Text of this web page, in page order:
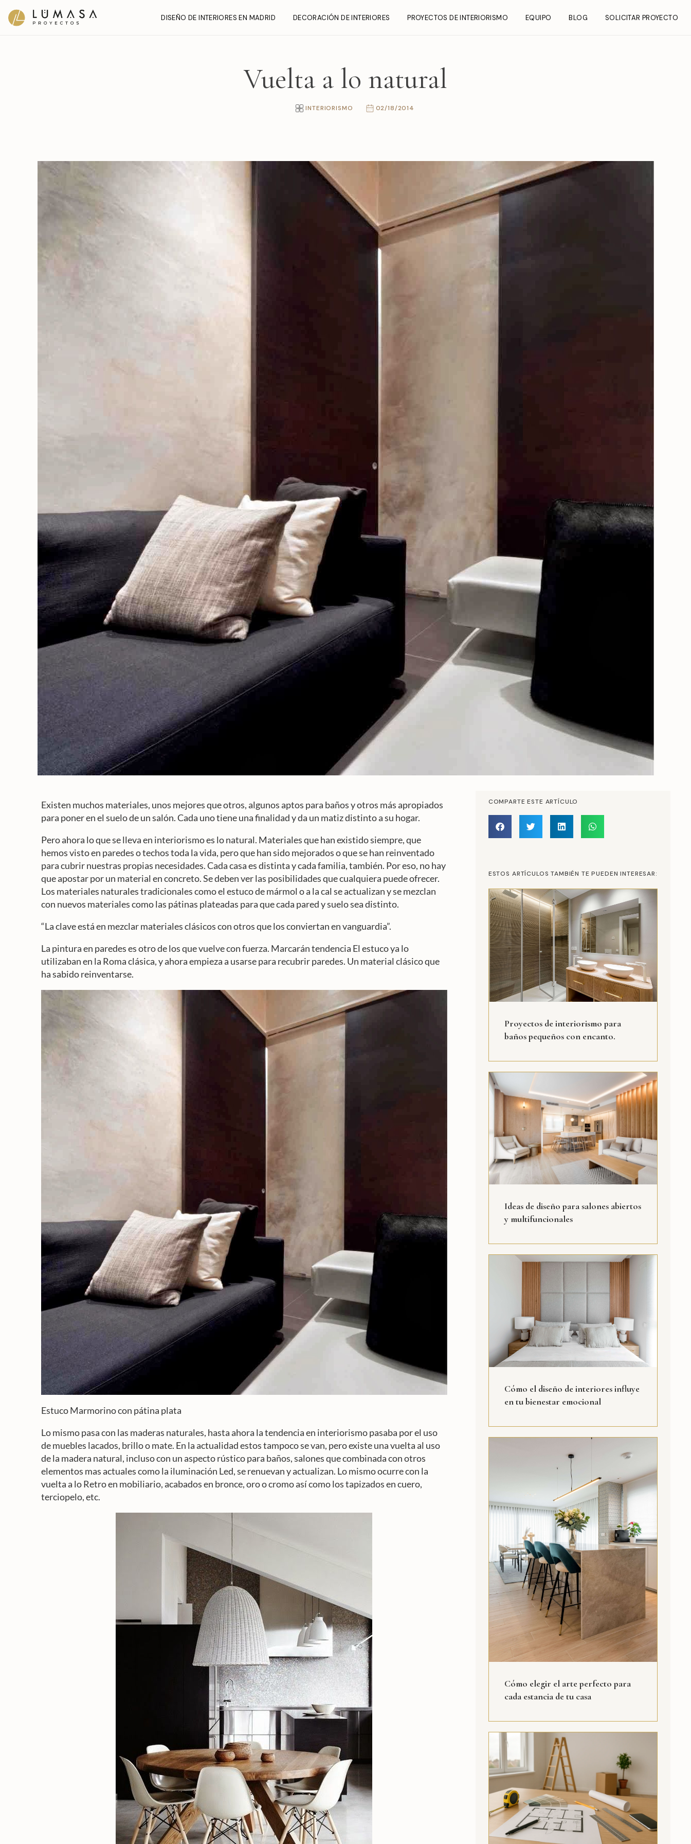
DISEÑO DE INTERIORES EN MADRID DECORACIÓN DE INTERIORES PROYECTOS DE INTERIORISMO EQUIPO BLOG SOLICITAR PROYECTO
Vuelta a lo natural
INTERIORISMO 02/18/2014
Existen muchos materiales, unos mejores que otros, algunos aptos para baños y otros más apropiados
para poner en el suelo de un salón. Cada uno tiene una finalidad y da un matiz distinto a su hogar.
Pero ahora lo que se lleva en interiorismo es lo natural. Materiales que han existido siempre, que
hemos visto en paredes o techos toda la vida, pero que han sido mejorados o que se han reinventado
para cubrir nuestras propias necesidades. Cada casa es distinta y cada familia, también. Por eso, no hay
que apostar por un material en concreto. Se deben ver las posibilidades que cualquiera puede ofrecer.
Los materiales naturales tradicionales como el estuco de mármol o a la cal se actualizan y se mezclan
con nuevos materiales como las pátinas plateadas para que cada pared y suelo sea distinto.
“La clave está en mezclar materiales clásicos con otros que los conviertan en vanguardia”.
La pintura en paredes es otro de los que vuelve con fuerza. Marcarán tendencia El estuco ya lo
utilizaban en la Roma clásica, y ahora empieza a usarse para recubrir paredes. Un material clásico que
ha sabido reinventarse.
Estuco Marmorino con pátina plata
Lo mismo pasa con las maderas naturales, hasta ahora la tendencia en interiorismo pasaba por el uso
de muebles lacados, brillo o mate. En la actualidad estos tampoco se van, pero existe una vuelta al uso
de la madera natural, incluso con un aspecto rústico para baños, salones que combinada con otros
elementos mas actuales como la iluminación Led, se renuevan y actualizan. Lo mismo ocurre con la
vuelta a lo Retro en mobiliario, acabados en bronce, oro o cromo así como los tapizados en cuero,
terciopelo, etc.
COMPARTE ESTE ARTÍCULO
ESTOS ARTÍCULOS TAMBIÉN TE PUEDEN INTERESAR:
Proyectos de interiorismo para
baños pequeños con encanto.
Ideas de diseño para salones abiertos
y multifuncionales
Cómo el diseño de interiores influye
en tu bienestar emocional
Cómo elegir el arte perfecto para
cada estancia de tu casa